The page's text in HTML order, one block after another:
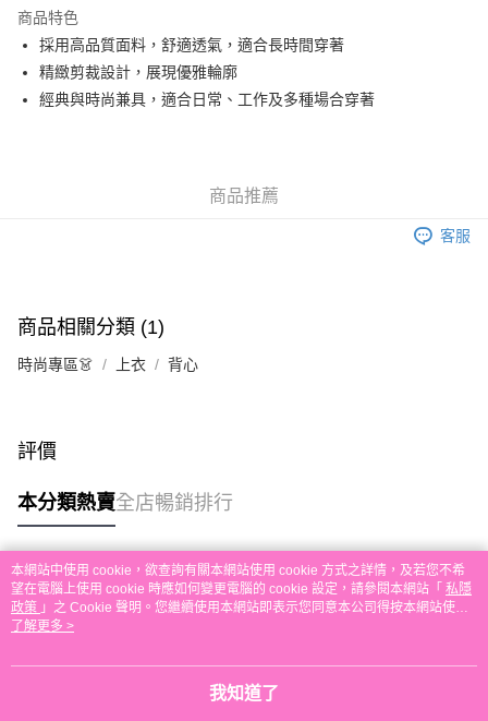
AlipayHK
PayMe
eshop@colourmix-cosmetics.com** **我們不會處理沒有提供存款單據的訂
每筆HK$30.00，滿HK$580.00或以上免運費
每筆HK$30.00，滿HK$580.00或以上免運費
免運費
其他地區配送 運費表
商品特色
採用高品質面料，舒適透氣，適合長時間穿著
精緻剪裁設計，展現優雅輪廓
經典與時尚兼具，適合日常、工作及多種場合穿著
商品推薦
客服
商品相關分類 (1)
時尚專區👗 上衣 背心
評價
本分類熱賣全店暢銷排行
熱門標籤
熱銷排行
本網站中使用 cookie，欲查詢有關本網站使用 cookie 方式之詳情，及若您不希
望在電腦上使用 cookie 時應如何變更電腦的 cookie 設定，請參閱本網站「 私隱
政策 」之 Cookie 聲明。您繼續使用本網站即表示您同意本公司得按本網站使用
條款之 Cookie 聲明使用 cookie。
了解更多 >
我知道了